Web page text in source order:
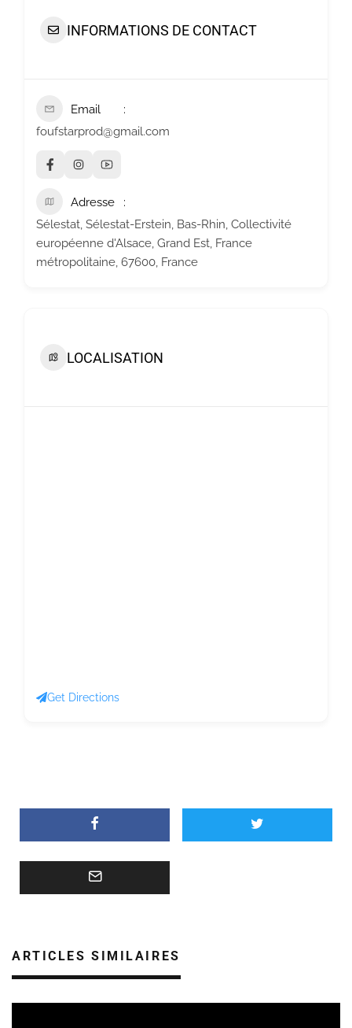
INFORMATIONS DE CONTACT
Email
foufstarprod@gmail.com
Adresse
Sélestat, Sélestat-Erstein, Bas-Rhin, Collectivité
européenne d'Alsace, Grand Est, France
métropolitaine, 67600, France
LOCALISATION
Get Directions
ARTICLES SIMILAIRES